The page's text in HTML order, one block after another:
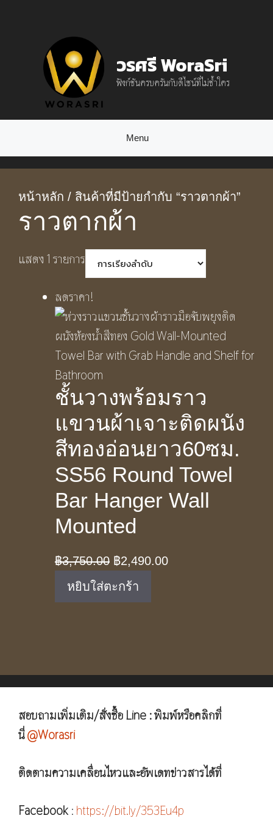
วรศรี WoraSri
ฟังก์ชันครบครันกับดีไซน์ที่ไม่ซ้ำใคร
Menu
หน้าหลัก / สินค้าที่มีป้ายกำกับ “ราวตากผ้า”
ราวตากผ้า
แสดง 1 รายการ
ลดราคา!
ชั้นวางพร้อมราว
แขวนผ้าเจาะติดผนัง
สีทองอ่อนยาว60ซม.
SS56 Round Towel
Bar Hanger Wall
Mounted
฿3,750.00 Original
price
was:
฿2,490.00Current
หยิบใส่ตะกร้า
สอบถามเพิ่มเติม/สั่งซื้อ Line : พิมพ์หรือคลิกที่
นี่@Worasri
ติดตามความเคลื่อนไหวและอัพเดทข่าวสารได้ที่
Facebook : https://bit.ly/353Eu4p